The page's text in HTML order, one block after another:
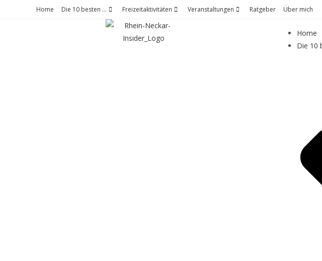
Home Die 10 besten … Freizeitaktivitäten Veranstaltungen Ratgeber Über mich
Home
Die 10